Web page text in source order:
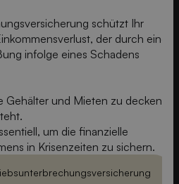
schützt Ihr
der durch eine
infolge eines Schadens
Gehälter und Mieten zu decken,
um die finanzielle
in Krisenzeiten zu sichern.